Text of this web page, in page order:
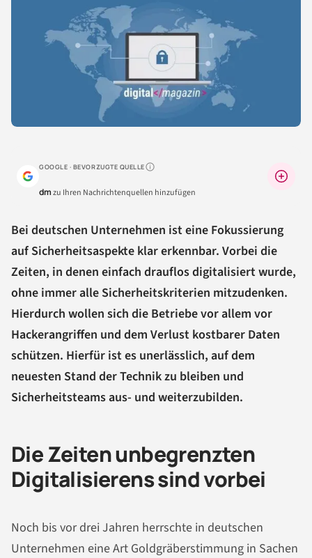
GOOGLE · BEVORZUGTE QUELLEWarum lohnt sich das?
dmzu Ihren Nachrichtenquellen hinzufügen
Bei deutschen Unternehmen ist eine Fokussierung
auf Sicherheitsaspekte klar erkennbar. Vorbei die
Zeiten, in denen einfach drauflos digitalisiert wurde,
ohne immer alle Sicherheitskriterien mitzudenken.
Hierdurch wollen sich die Betriebe vor allem vor
Hackerangriffen und dem Verlust kostbarer Daten
schützen. Hierfür ist es unerlässlich, auf dem
neuesten Stand der Technik zu bleiben und
Sicherheitsteams aus- und weiterzubilden.
Die Zeiten unbegrenzten
Digitalisierens sind vorbei
Noch bis vor drei Jahren herrschte in deutschen
Unternehmen eine Art Goldgräberstimmung in Sachen